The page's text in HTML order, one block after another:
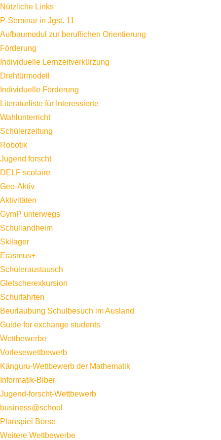
Nützliche Links
P-Seminar in Jgst. 11
Aufbaumodul zur beruflichen Orientierung
Förderung
Individuelle Lernzeitverkürzung
Drehtürmodell
Individuelle Förderung
Literaturliste für Interessierte
Wahlunterricht
Schülerzeitung
Robotik
Jugend forscht
DELF scolaire
Geo-Aktiv
Aktivitäten
GymP unterwegs
Schullandheim
Skilager
Erasmus+
Schüleraustausch
Gletscherexkursion
Schulfahrten
Beurlaubung Schulbesuch im Ausland
Guide for exchange students
Wettbewerbe
Vorlesewettbewerb
Känguru-Wettbewerb der Mathematik
Informatik-Biber
Jugend-forscht-Wettbewerb
business@school
Planspiel Börse
Weitere Wettbewerbe